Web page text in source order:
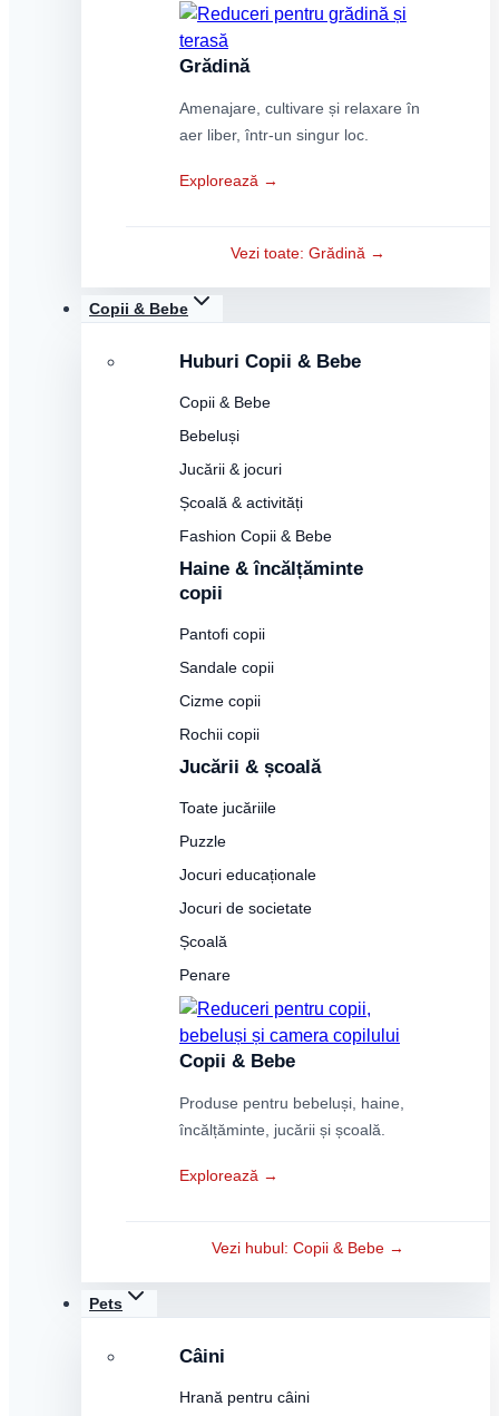
Grădină
Amenajare, cultivare și relaxare în
aer liber, într-un singur loc.
Explorează →
Vezi toate: Grădină →
Copii & Bebe
Huburi Copii & Bebe
Copii & Bebe
Bebeluși
Jucării & jocuri
Școală & activități
Fashion Copii & Bebe
Haine & încălțăminte
copii
Pantofi copii
Sandale copii
Cizme copii
Rochii copii
Jucării & școală
Toate jucăriile
Puzzle
Jocuri educaționale
Jocuri de societate
Școală
Penare
Copii & Bebe
Produse pentru bebeluși, haine,
încălțăminte, jucării și școală.
Explorează →
Vezi hubul: Copii & Bebe →
Pets
Câini
Hrană pentru câini